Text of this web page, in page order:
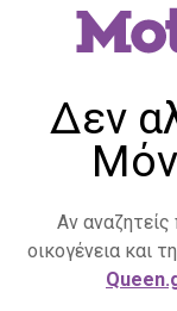
Δεν
Αν αναζητείς
οικογένεια και